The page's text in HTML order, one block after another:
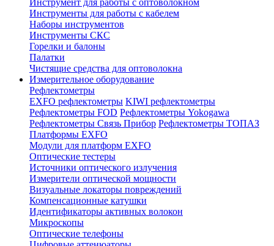
Инструменты для работы с кабелем
Наборы инструментов
Инструменты СКС
Горелки и балоны
Палатки
Чистящие средства для оптоволокна
Измерительное оборудование
Рефлектометры
EXFO рефлектометры KIWI рефлектометры
Рефлектометры FOD Рефлектометры Yokogawa
Рефлектометры Связь Прибор Рефлектометры ТОПАЗ
Платформы EXFO
Модули для платформ EXFO
Оптические тестеры
Источники оптического излучения
Измерители оптической мощности
Визуальные локаторы повреждений
Компенсационные катушки
Идентификаторы активных волокон
Микроскопы
Оптические телефоны